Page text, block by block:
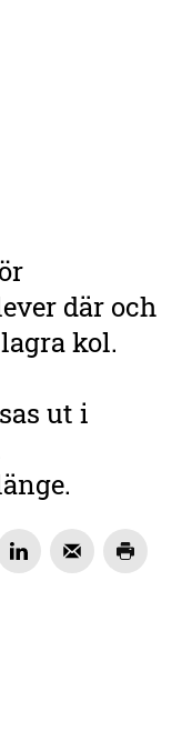
där och
kol.
ut i